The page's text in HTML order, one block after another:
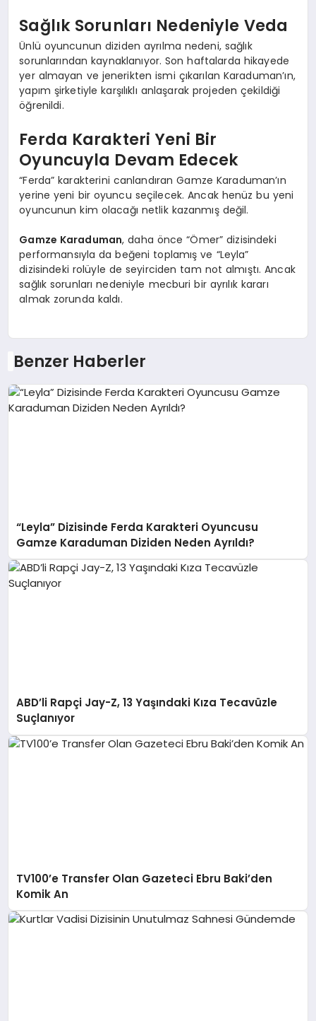
Sağlık Sorunları Nedeniyle Veda
Ünlü oyuncunun diziden ayrılma nedeni, sağlık
sorunlarından kaynaklanıyor. Son haftalarda hikayede
yer almayan ve jenerikten ismi çıkarılan Karaduman’ın,
yapım şirketiyle karşılıklı anlaşarak projeden çekildiği
öğrenildi.
Ferda Karakteri Yeni Bir
Oyuncuyla Devam Edecek
“Ferda” karakterini canlandıran Gamze Karaduman’ın
yerine yeni bir oyuncu seçilecek. Ancak henüz bu yeni
oyuncunun kim olacağı netlik kazanmış değil.
Gamze Karaduman, daha önce “Ömer” dizisindeki
performansıyla da beğeni toplamış ve “Leyla”
dizisindeki rolüyle de seyirciden tam not almıştı. Ancak
sağlık sorunları nedeniyle mecburi bir ayrılık kararı
almak zorunda kaldı.
Benzer Haberler
“Leyla” Dizisinde Ferda Karakteri Oyuncusu
Gamze Karaduman Diziden Neden Ayrıldı?
ABD’li Rapçi Jay-Z, 13 Yaşındaki Kıza Tecavüzle
Suçlanıyor
TV100’e Transfer Olan Gazeteci Ebru Baki’den
Komik An